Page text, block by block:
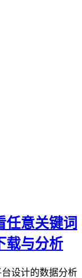
任意关键词
载与分析
设计的数据分析